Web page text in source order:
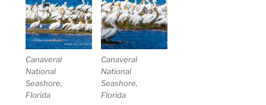
Canaveral
National
Seashore,
Florida
Canaveral
National
Seashore,
Florida